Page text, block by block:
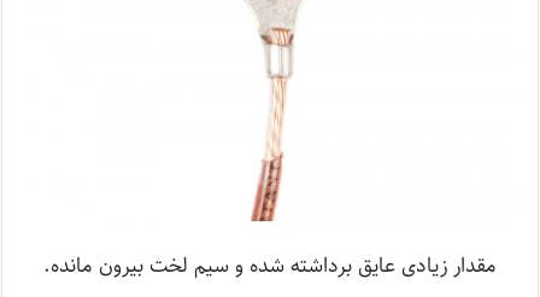
مقدار زیادی عایق برداشته شده و سیم لخت بیرون مانده.